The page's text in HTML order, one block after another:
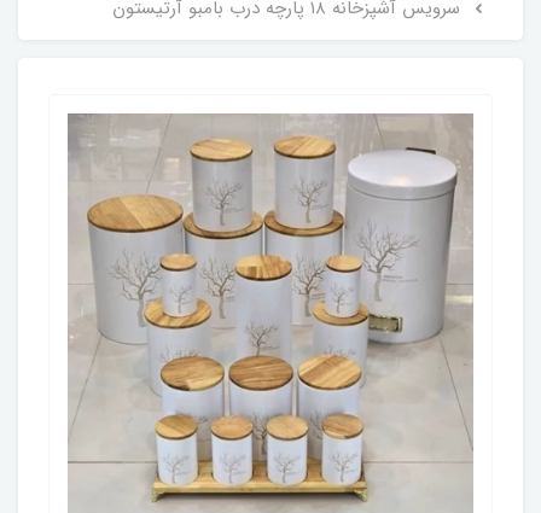
سرویس آشپزخانه ۱۸ پارچه درب بامبو آرتیستون